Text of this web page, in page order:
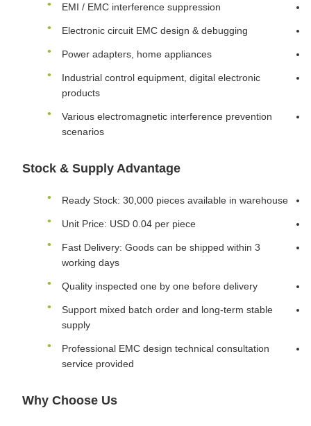
EMI / EMC interference suppression
Electronic circuit EMC design & debugging
Power adapters, home appliances
Industrial control equipment, digital electronic
products
Various electromagnetic interference prevention
scenarios
Stock & Supply Advantage
Ready Stock: 30,000 pieces available in warehouse
Unit Price: USD 0.04 per piece
Fast Delivery: Goods can be shipped within 3
working days
Quality inspected one by one before delivery
Support mixed batch order and long-term stable
supply
Professional EMC design technical consultation
service provided
Why Choose Us